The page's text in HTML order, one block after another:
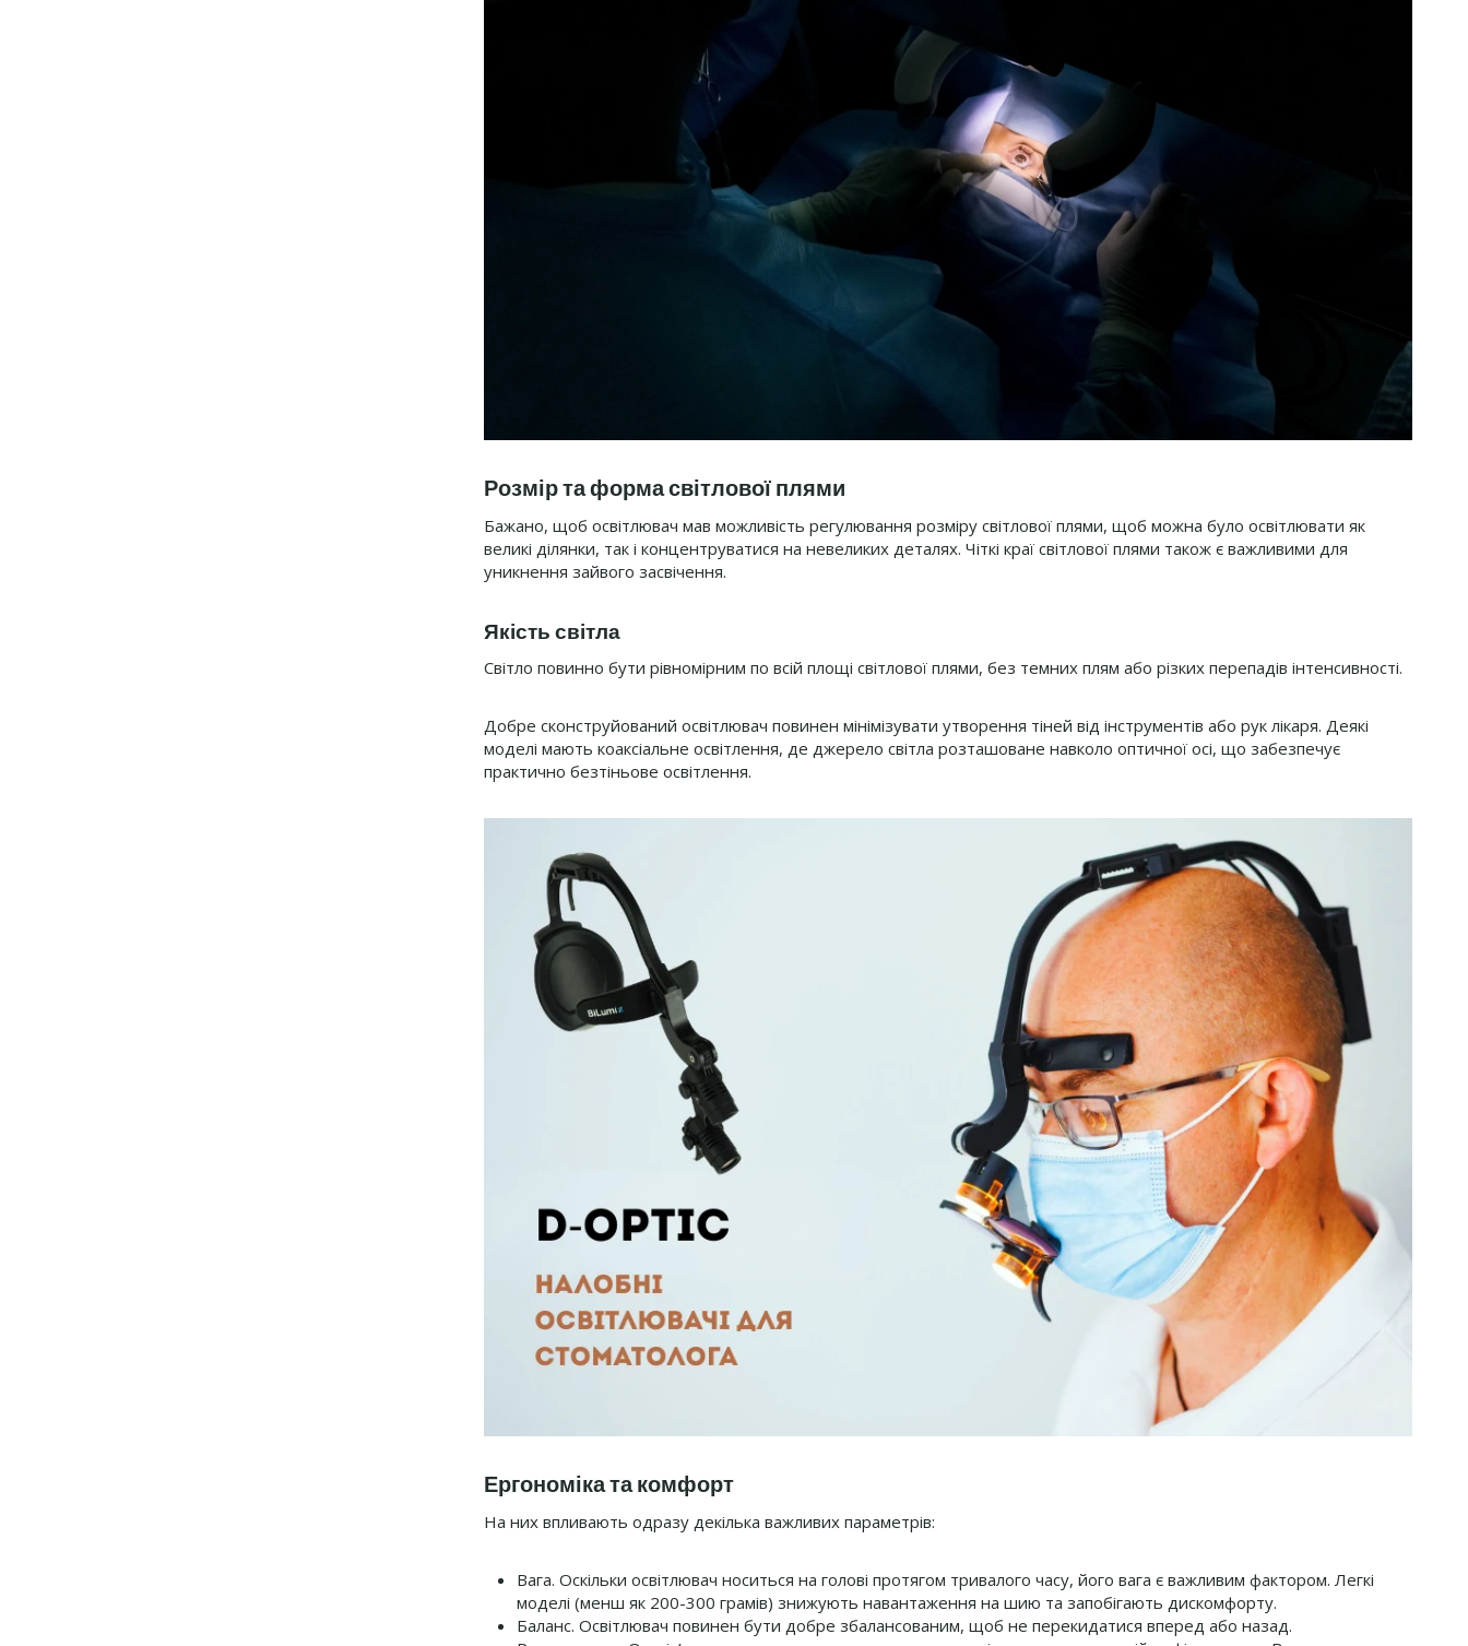
Розмір та форма світлової плями
Бажано, щоб освітлювач мав можливість регулювання розміру світлової плями, щоб можна було освітлювати як
великі ділянки, так і концентруватися на невеликих деталях. Чіткі краї світлової плями також є важливими для
уникнення зайвого засвічення.
Якість світла
Світло повинно бути рівномірним по всій площі світлової плями, без темних плям або різких перепадів інтенсивності.
Добре сконструйований освітлювач повинен мінімізувати утворення тіней від інструментів або рук лікаря. Деякі
моделі мають коаксіальне освітлення, де джерело світла розташоване навколо оптичної осі, що забезпечує
практично безтіньове освітлення.
Ергономіка та комфорт
На них впливають одразу декілька важливих параметрів:
Вага. Оскільки освітлювач носиться на голові протягом тривалого часу, його вага є важливим фактором. Легкі
моделі (менш як 200-300 грамів) знижують навантаження на шию та запобігають дискомфорту.
Баланс. Освітлювач повинен бути добре збалансованим, щоб не перекидатися вперед або назад.